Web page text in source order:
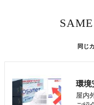
同じ
環境
屋内